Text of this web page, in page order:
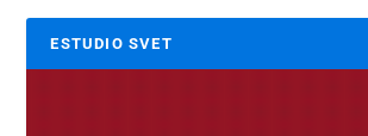
ESTUDIO SVET